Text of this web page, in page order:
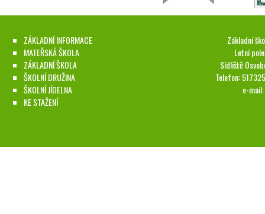
ZÁKLADNÍ INFORMACE
MATEŘSKÁ ŠKOLA
ZÁKLADNÍ ŠKOLA
ŠKOLNÍ DRUŽINA
ŠKOLNÍ JÍDELNA
KE STAŽENÍ
Základní
Letní
Sídliště
Telefon:
e-mail: